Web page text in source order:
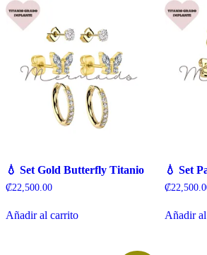
💧 Set Gold Butterfly Titanio
₡22,500.00
Añadir al carrito
💧 Set
₡
Añadir